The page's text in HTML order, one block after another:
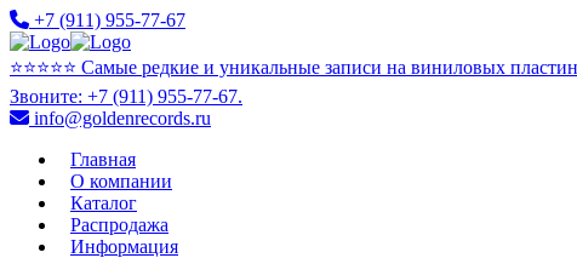
+7 (911) 955-77-67
⭐️⭐️⭐️⭐️⭐️ Самые редкие и уникальные записи на виниловых
Звоните: +7 (911) 955-77-67.
info@goldenrecords.ru
Главная
О компании
Каталог
Распродажа
Информация